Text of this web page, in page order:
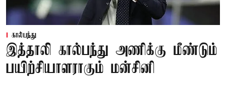
கால்பந்து
இத்தாலி கால்பந்து அணிக்கு மீண்டும்
பயிற்சியாளராகும் மன்சினி